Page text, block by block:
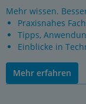
Mehr wissen.
Praxisnahes
Tipps,
Einblicke in
Mehr erfahren